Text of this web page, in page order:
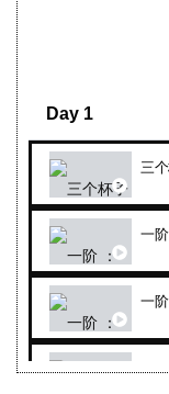
Day 1
三
一
一
一